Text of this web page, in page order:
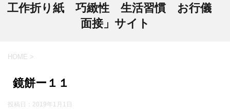
工作折り紙 巧緻性 生活習慣 お行儀
面接」サイト
HOME >
鏡餅ー１１
投稿日： 2019年1月1日